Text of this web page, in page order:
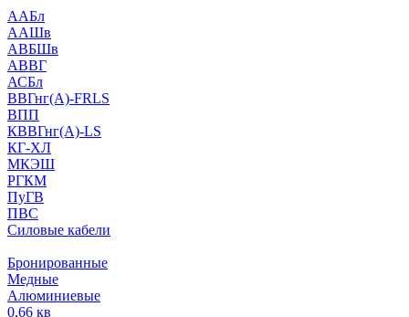
ААБл
ААШв
АВБШв
АВВГ
АСБл
ВВГнг(А)-FRLS
ВПП
КВВГнг(А)-LS
КГ-ХЛ
МКЭШ
РГКМ
ПуГВ
ПВС
Силовые кабели
Бронированные
Медные
Алюминиевые
0,66 кв